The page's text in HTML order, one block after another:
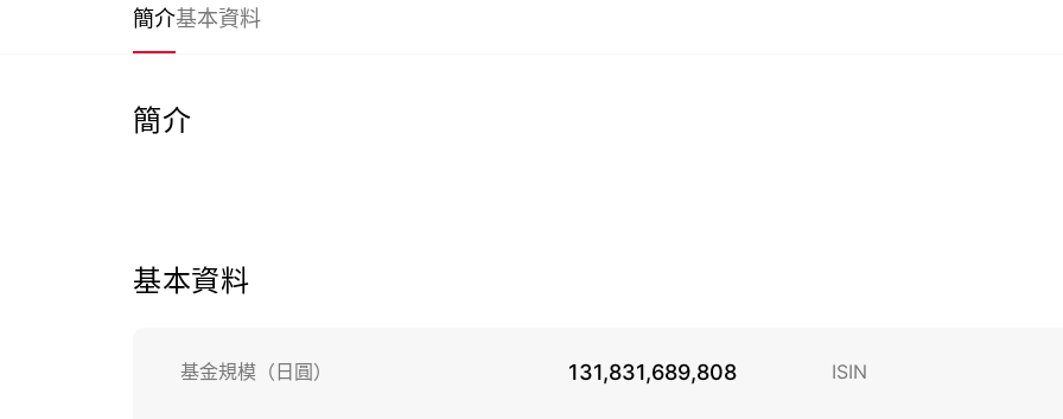
簡介基本資料
簡介
基本資料
基金規模（日圓） 131,831,689,808 ISIN